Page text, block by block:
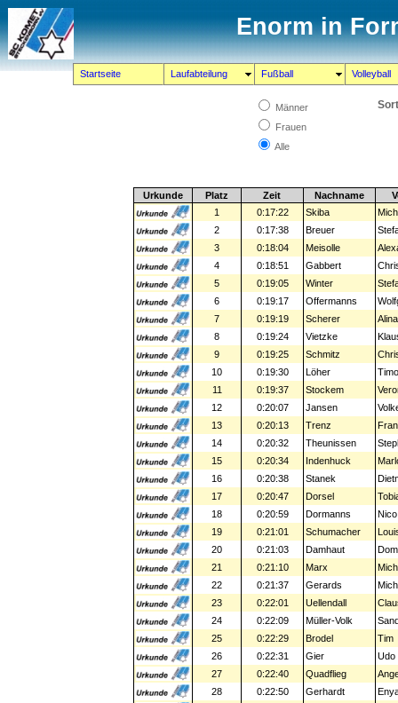
Enorm in
Startseite Laufabteilung Fußball Volleyball
Männer
Frauen
Alle
Urkunde Platz Zeit Nachname
1
0:17:22 Skiba
2
0:17:38 Breuer
3
0:18:04 Meisolle
4
0:18:51 Gabbert
5
0:19:05 Winter
6
0:19:17 Offermanns
7
0:19:19 Scherer
Alina
8
0:19:24 Vietzke
9
0:19:25 Schmitz
10
0:19:30 Löher
11
0:19:37 Stockem
12
0:20:07 Jansen
13
0:20:13 Trenz
14
0:20:32 Theunissen
15
0:20:34 Indenhuck
16
0:20:38 Stanek
17
0:20:47 Dorsel
18
0:20:59 Dormanns
Nico
19
0:21:01 Schumacher
20
0:21:03 Damhaut
21
0:21:10 Marx
22
0:21:37 Gerards
23
0:22:01 Uellendall
24
0:22:09 Müller-Volk
25
0:22:29 Brodel
Tim
26
0:22:31 Gier
Udo
27
0:22:40 Quadflieg
28
0:22:50 Gerhardt